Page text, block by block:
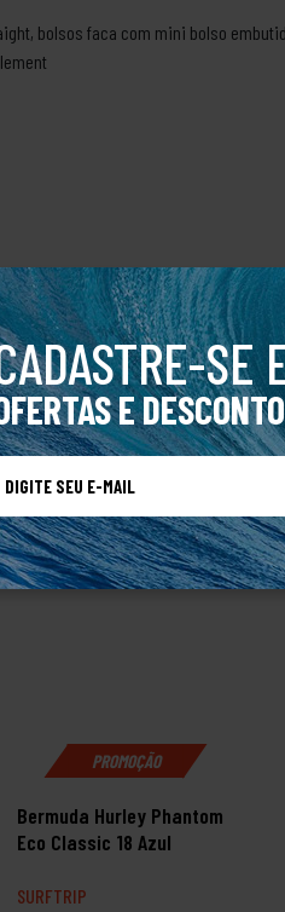
SE
E
bolsos faca com mini bolso
42/M
TALVEZ VOCÊ
PROMOÇÃO
Bermuda Hurley Phantom
Eco Classic 18 Azul
SURFTRIP